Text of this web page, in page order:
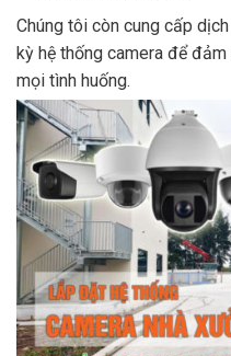
Chúng tôi còn cung cấp
kỳ hệ thống camera để
mọi tình huống.